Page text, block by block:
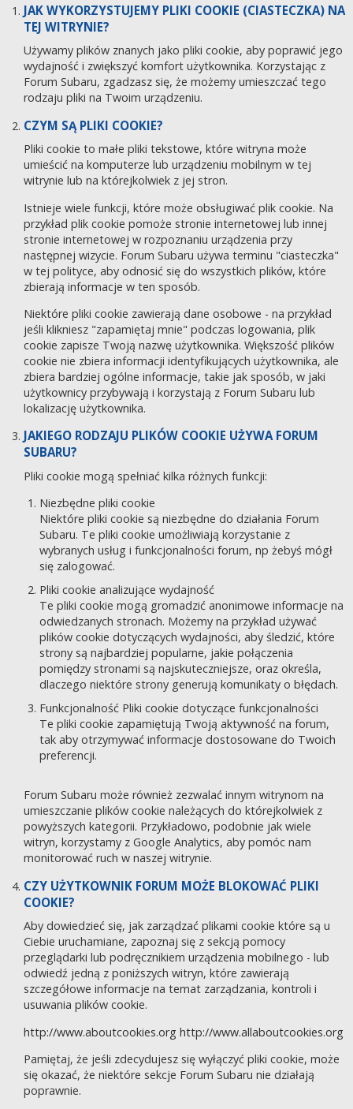
JAK WYKORZYSTUJEMY PLIKI COOKIE (CIASTECZKA) NA
TEJ WITRYNIE?
Używamy plików znanych jako pliki cookie, aby poprawić jego
wydajność i zwiększyć komfort użytkownika. Korzystając z
Forum Subaru, zgadzasz się, że możemy umieszczać tego
rodzaju pliki na Twoim urządzeniu.
CZYM SĄ PLIKI COOKIE?
Pliki cookie to małe pliki tekstowe, które witryna może
umieścić na komputerze lub urządzeniu mobilnym w tej
witrynie lub na którejkolwiek z jej stron.
Istnieje wiele funkcji, które może obsługiwać plik cookie. Na
przykład plik cookie pomoże stronie internetowej lub innej
stronie internetowej w rozpoznaniu urządzenia przy
następnej wizycie. Forum Subaru używa terminu "ciasteczka"
w tej polityce, aby odnosić się do wszystkich plików, które
zbierają informacje w ten sposób.
Niektóre pliki cookie zawierają dane osobowe - na przykład
jeśli klikniesz "zapamiętaj mnie" podczas logowania, plik
cookie zapisze Twoją nazwę użytkownika. Większość plików
cookie nie zbiera informacji identyfikujących użytkownika, ale
zbiera bardziej ogólne informacje, takie jak sposób, w jaki
użytkownicy przybywają i korzystają z Forum Subaru lub
lokalizację użytkownika.
JAKIEGO RODZAJU PLIKÓW COOKIE UŻYWA FORUM
SUBARU?
Pliki cookie mogą spełniać kilka różnych funkcji:
Niezbędne pliki cookie
Niektóre pliki cookie są niezbędne do działania Forum
Subaru. Te pliki cookie umożliwiają korzystanie z
wybranych usług i funkcjonalności forum, np żebyś mógł
się zalogować.
Pliki cookie analizujące wydajność
Te pliki cookie mogą gromadzić anonimowe informacje na
odwiedzanych stronach. Możemy na przykład używać
plików cookie dotyczących wydajności, aby śledzić, które
strony są najbardziej popularne, jakie połączenia
pomiędzy stronami są najskuteczniejsze, oraz określa,
dlaczego niektóre strony generują komunikaty o błędach.
Funkcjonalność Pliki cookie dotyczące funkcjonalności
Te pliki cookie zapamiętują Twoją aktywność na forum,
tak aby otrzymywać informacje dostosowane do Twoich
preferencji.
Forum Subaru może również zezwalać innym witrynom na
umieszczanie plików cookie należących do którejkolwiek z
powyższych kategorii. Przykładowo, podobnie jak wiele
witryn, korzystamy z Google Analytics, aby pomóc nam
monitorować ruch w naszej witrynie.
CZY UŻYTKOWNIK FORUM MOŻE BLOKOWAĆ PLIKI
COOKIE?
Aby dowiedzieć się, jak zarządzać plikami cookie które są u
Ciebie uruchamiane, zapoznaj się z sekcją pomocy
przeglądarki lub podręcznikiem urządzenia mobilnego - lub
odwiedź jedną z poniższych witryn, które zawierają
szczegółowe informacje na temat zarządzania, kontroli i
usuwania plików cookie.
http://www.aboutcookies.org http://www.allaboutcookies.org
Pamiętaj, że jeśli zdecydujesz się wyłączyć pliki cookie, może
się okazać, że niektóre sekcje Forum Subaru nie działają
poprawnie.